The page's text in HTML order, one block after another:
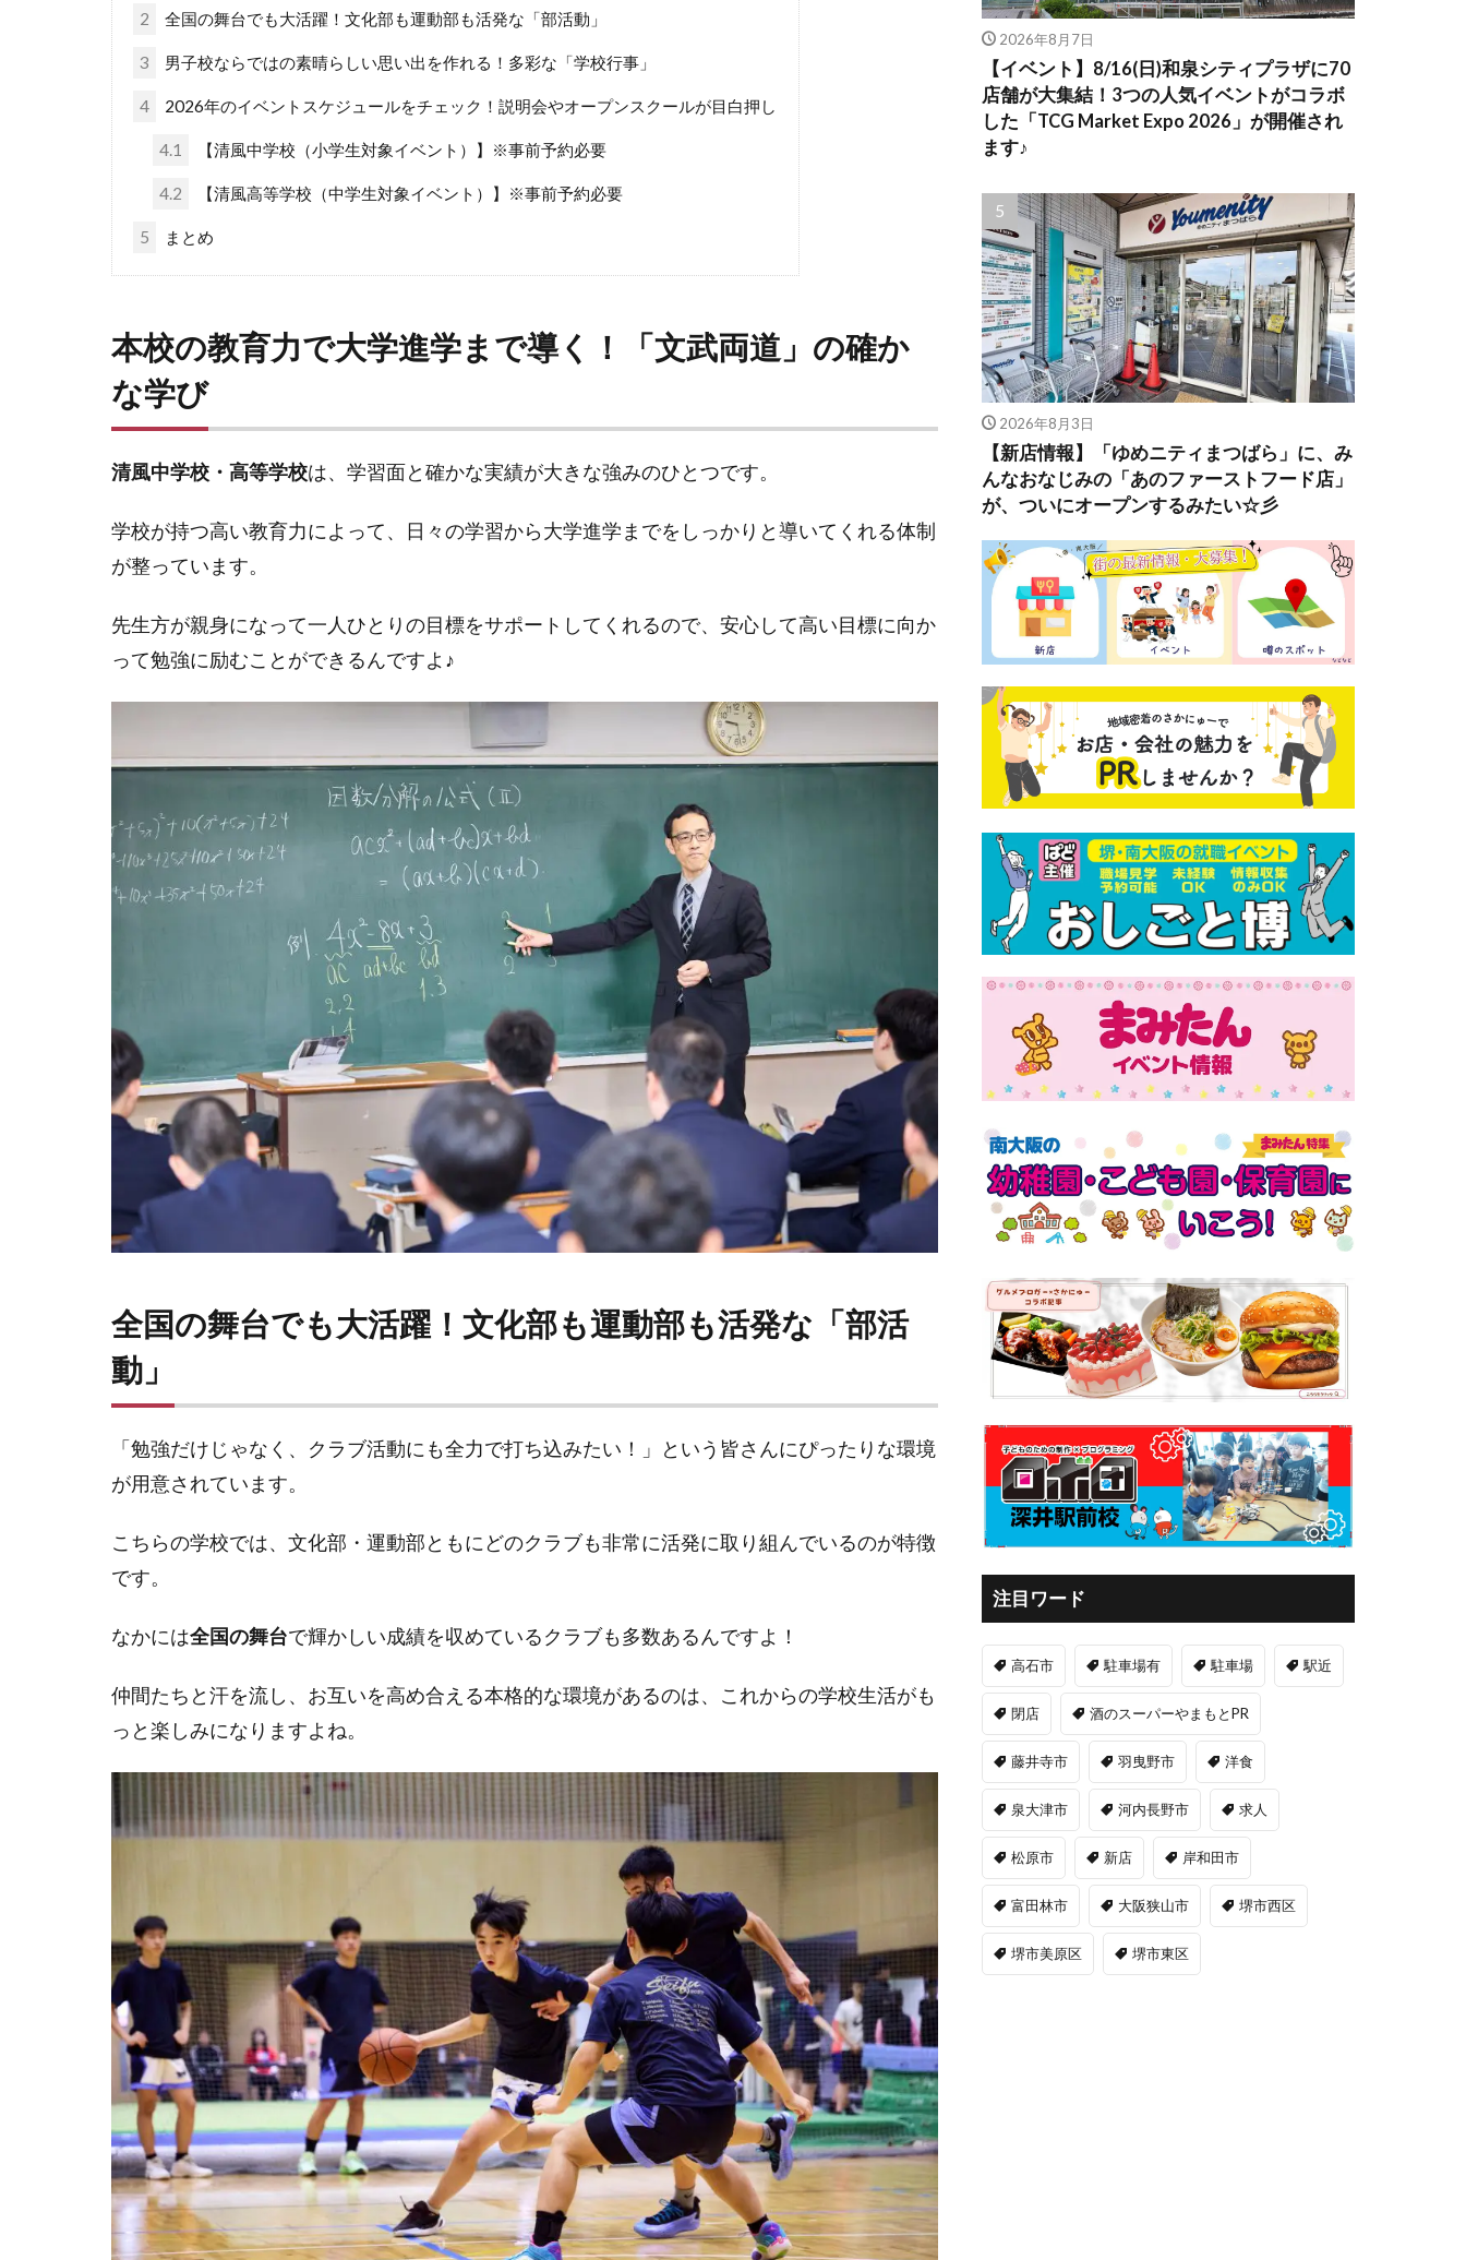
2 全国の舞台でも大活躍！文化部も運動部も活発な「部活動」
3 男子校ならではの素晴らしい思い出を作れる！多彩な「学校行事」
4 2026年のイベントスケジュールをチェック！説明会やオープンスクールが目白押し
4.1 【清風中学校（小学生対象イベント）】※事前予約必要
4.2 【清風高等学校（中学生対象イベント）】※事前予約必要
5 まとめ
本校の教育力で大学進学まで導く！「文武両道」の確か
な学び
清風中学校・高等学校は、学習面と確かな実績が大きな強みのひとつです。
学校が持つ高い教育力によって、日々の学習から大学進学までをしっかりと導いてくれる体制
が整っています。
先生方が親身になって一人ひとりの目標をサポートしてくれるので、安心して高い目標に向か
って勉強に励むことができるんですよ♪
全国の舞台でも大活躍！文化部も運動部も活発な「部活
動」
「勉強だけじゃなく、クラブ活動にも全力で打ち込みたい！」という皆さんにぴったりな環境
が用意されています。
こちらの学校では、文化部・運動部ともにどのクラブも非常に活発に取り組んでいるのが特徴
です。
なかには全国の舞台で輝かしい成績を収めているクラブも多数あるんですよ！
仲間たちと汗を流し、お互いを高め合える本格的な環境があるのは、これからの学校生活がも
っと楽しみになりますよね。
2026年8月7日
【イベント】8/16(日)和泉シティプラザに70
店舗が大集結！3つの人気イベントがコラボ
した「TCG Market Expo 2026」が開催され
ます♪
2026年8月3日
【新店情報】「ゆめニティまつばら」に、み
んなおなじみの「あのファーストフード店」
が、ついにオープンするみたい☆彡
注目ワード
高石市 駐車場有 駐車場 駅近
閉店 酒のスーパーやまもとPR
藤井寺市 羽曳野市 洋食
泉大津市 河内長野市 求人
松原市 新店 岸和田市
富田林市 大阪狭山市 堺市西区
堺市美原区 堺市東区